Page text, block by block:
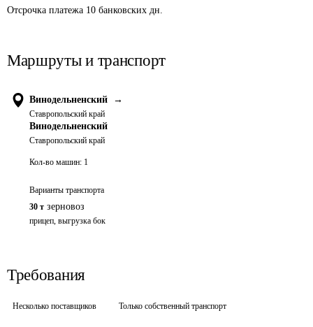
Отсрочка платежа 10 банковских дн.
Маршруты и транспорт
Винодельненский →
Ставропольский край
Винодельненский
Ставропольский край
Кол-во машин: 1
Варианты транспорта
30 т зерновоз
прицеп, выгрузка бок
Требования
Несколько поставщиков Только собственный транспорт